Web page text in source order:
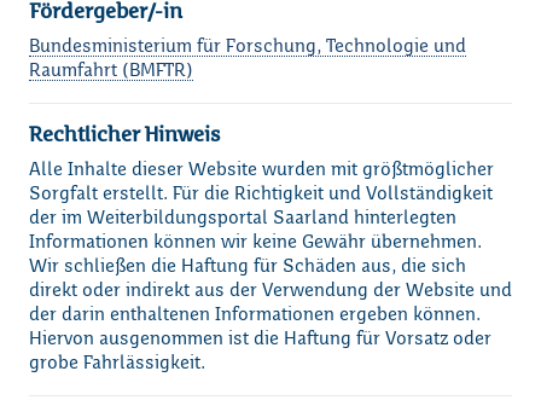
Fördergeber/-in
Bundesministerium für Forschung, Technologie und
Raumfahrt (BMFTR)
Rechtlicher Hinweis
Alle Inhalte dieser Website wurden mit größtmöglicher
Sorgfalt erstellt. Für die Richtigkeit und Vollständigkeit
der im Weiterbildungsportal Saarland hinterlegten
Informationen können wir keine Gewähr übernehmen.
Wir schließen die Haftung für Schäden aus, die sich
direkt oder indirekt aus der Verwendung der Website und
der darin enthaltenen Informationen ergeben können.
Hiervon ausgenommen ist die Haftung für Vorsatz oder
grobe Fahrlässigkeit.
Loading...